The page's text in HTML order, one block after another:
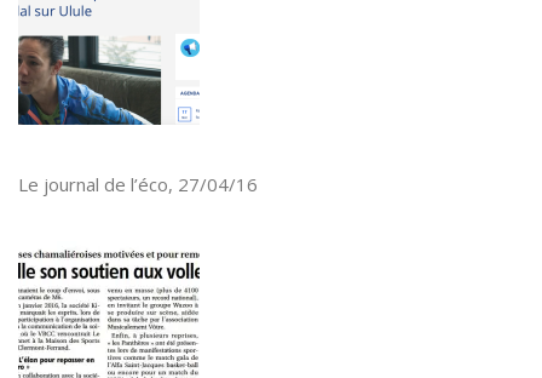
Le journal de l’éco, 27/04/16